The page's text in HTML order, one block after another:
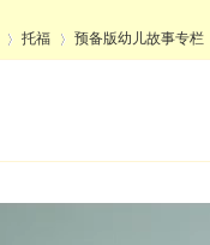
托福 预备版幼儿故事专栏